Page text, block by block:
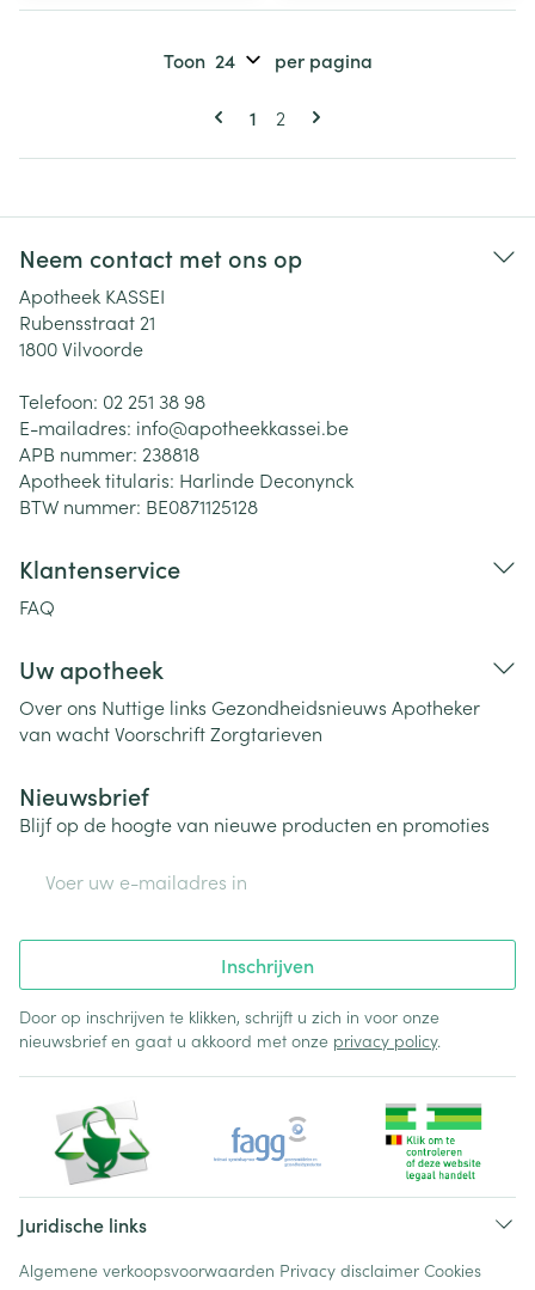
Pagina's
U lees momenteel pagina
1 Pagina
2
Toon per pagina
Neem contact met ons op
Apotheek KASSEI
Rubensstraat 21
1800Vilvoorde
Telefoon: 02 251 38 98
E-mailadres: info@apotheekkassei.be
APB nummer: 238818
Apotheek titularis: Harlinde Deconynck
BTW nummer: BE0871125128
Klantenservice
FAQ
Uw apotheek
Over ons Nuttige links Gezondheidsnieuws Apotheker
van wachtVoorschriftZorgtarieven
Nieuwsbrief
Blijf op de hoogte van nieuwe producten en promoties
Inschrijven
Door op inschrijven te klikken, schrijft u zich in voor onze
nieuwsbrief en gaat u akkoord met onze privacy policy.
Juridische links
Algemene verkoopsvoorwaarden Privacy disclaimer Cookies